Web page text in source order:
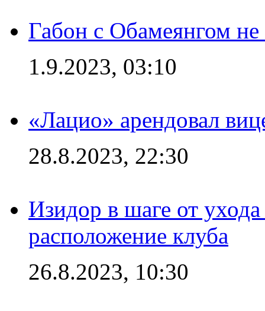
Габон с Обамеянгом
1.9.2023, 03:10
«Лацио» арендовал
28.8.2023, 22:30
Изидор в шаге от
расположение клуба
26.8.2023, 10:30